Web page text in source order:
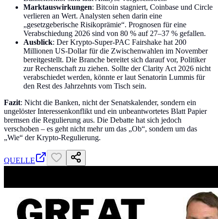
Marktauswirkungen: Bitcoin stagniert, Coinbase und Circle
verlieren an Wert. Analysten sehen darin eine
„gesetzgeberische Risikoprämie“. Prognosen für eine
Verabschiedung 2026 sind von 80 % auf 27–37 % gefallen.
Ausblick: Der Krypto-Super-PAC Fairshake hat 200
Millionen US-Dollar für die Zwischenwahlen im November
bereitgestellt. Die Branche bereitet sich darauf vor, Politiker
zur Rechenschaft zu ziehen. Sollte der Clarity Act 2026 nicht
verabschiedet werden, könnte er laut Senatorin Lummis für
den Rest des Jahrzehnts vom Tisch sein.
Fazit: Nicht die Banken, nicht der Senatskalender, sondern ein
ungelöster Interessenkonflikt und ein unbeantwortetes Blatt Papier
bremsen die Regulierung aus. Die Debatte hat sich jedoch
verschoben – es geht nicht mehr um das „Ob“, sondern um das
„Wie“ der Krypto-Regulierung.
QUELLE